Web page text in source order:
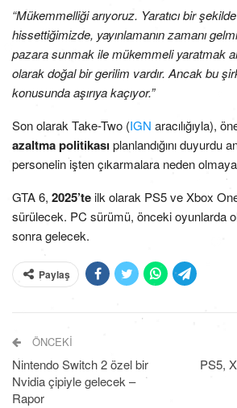
“Mükemmelliği arıyoruz. Yaratıcı bir
hissettiğimizde, yayınlamanın zamanı
pazara sunmak ile mükemmeli yaratmak
olarak doğal bir gerilim vardır. Ancak bu
konusunda aşırıya kaçıyor.”
Son olarak Take-Two (IGN aracılığıyla),
azaltma politikası planlandığını duyurdu
personelin işten çıkarmalara neden
GTA 6, 2025’teilk olarak PS5 ve Xbox
sürülecek. PC sürümü, önceki oyunlarda
sonra gelecek.
Paylaş
ÖNCEKI
Nintendo Switch 2 özel bir
Nvidia çipiyle gelecek –
Rapor
PS5,